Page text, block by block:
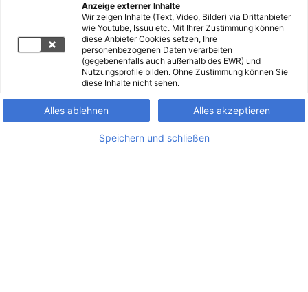
Anzeige externer Inhalte
Wir zeigen Inhalte (Text, Video, Bilder) via Drittanbieter
wie Youtube, Issuu etc. Mit Ihrer Zustimmung können
diese Anbieter Cookies setzen, Ihre
personenbezogenen Daten verarbeiten
(gegebenenfalls auch außerhalb des EWR) und
Nutzungsprofile bilden. Ohne Zustimmung können Sie
diese Inhalte nicht sehen.
Alles ablehnen Alles akzeptieren
Speichern und schließen